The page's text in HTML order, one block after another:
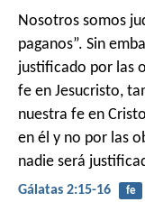
Nosotros somos
paganos”. Sin
justificado por las
fe en Jesucristo,
nuestra fe en
en él y no por las
nadie será
Gálatas 2:15-16 fe